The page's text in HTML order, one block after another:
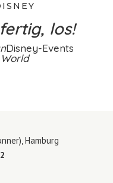
los!
Disney-Events
Hamburg